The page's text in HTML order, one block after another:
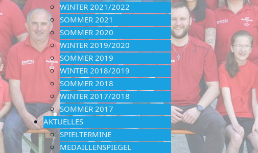
WINTER 2021/2022
SOMMER 2021
SOMMER 2020
WINTER 2019/2020
SOMMER 2019
WINTER 2018/2019
SOMMER 2018
WINTER 2017/2018
SOMMER 2017
AKTUELLES
SPIELTERMINE
MEDAILLENSPIEGEL